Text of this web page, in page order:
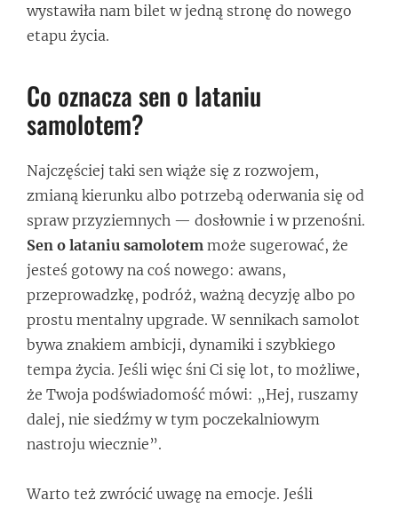
wystawiła nam bilet w jedną stronę do nowego
etapu życia.
Co oznacza sen o lataniu
samolotem?
Najczęściej taki sen wiąże się z rozwojem,
zmianą kierunku albo potrzebą oderwania się od
spraw przyziemnych — dosłownie i w przenośni.
Sen o lataniu samolotem może sugerować, że
jesteś gotowy na coś nowego: awans,
przeprowadzkę, podróż, ważną decyzję albo po
prostu mentalny upgrade. W sennikach samolot
bywa znakiem ambicji, dynamiki i szybkiego
tempa życia. Jeśli więc śni Ci się lot, to możliwe,
że Twoja podświadomość mówi: „Hej, ruszamy
dalej, nie siedźmy w tym poczekalniowym
nastroju wiecznie”.
Warto też zwrócić uwagę na emocje. Jeśli